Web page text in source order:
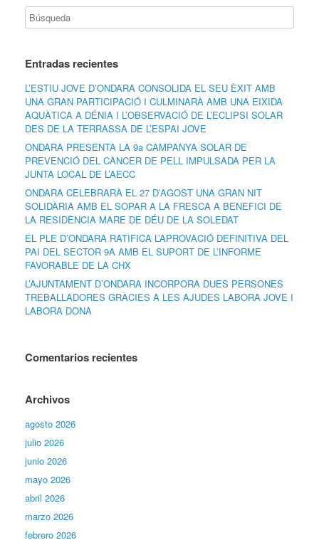
Entradas recientes
L’ESTIU JOVE D’ONDARA CONSOLIDA EL SEU ÈXIT AMB
UNA GRAN PARTICIPACIÓ I CULMINARÀ AMB UNA EIXIDA
AQUÀTICA A DÉNIA I L’OBSERVACIÓ DE L’ECLIPSI SOLAR
DES DE LA TERRASSA DE L’ESPAI JOVE
ONDARA PRESENTA LA 9a CAMPANYA SOLAR DE
PREVENCIÓ DEL CÀNCER DE PELL IMPULSADA PER LA
JUNTA LOCAL DE L’AECC
ONDARA CELEBRARÀ EL 27 D’AGOST UNA GRAN NIT
SOLIDÀRIA AMB EL SOPAR A LA FRESCA A BENEFICI DE
LA RESIDÈNCIA MARE DE DÉU DE LA SOLEDAT
EL PLE D’ONDARA RATIFICA L’APROVACIÓ DEFINITIVA DEL
PAI DEL SECTOR 9A AMB EL SUPORT DE L’INFORME
FAVORABLE DE LA CHX
L’AJUNTAMENT D’ONDARA INCORPORA DUES PERSONES
TREBALLADORES GRÀCIES A LES AJUDES LABORA JOVE I
LABORA DONA
Comentarios recientes
Archivos
agosto 2026
julio 2026
junio 2026
mayo 2026
abril 2026
marzo 2026
febrero 2026